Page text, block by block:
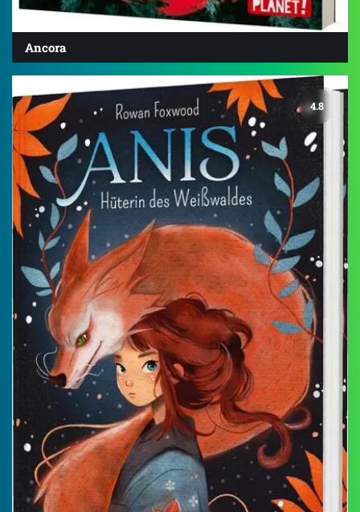
Ancora
4.8